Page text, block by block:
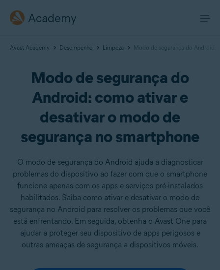
Academy
Avast Academy Desempenho Limpeza Modo de segurança do Android:
Modo de segurança do
Android: como ativar e
desativar o modo de
segurança no smartphone
O modo de segurança do Android ajuda a diagnosticar
problemas do dispositivo ao fazer com que o smartphone
funcione apenas com os apps e serviços pré-instalados
habilitados. Saiba como ativar e desativar o modo de
segurança no Android para resolver os problemas que você
está enfrentando. Em seguida, obtenha o Avast One para
ajudar a proteger seu dispositivo de apps perigosos e
outras ameaças de segurança a dispositivos móveis.